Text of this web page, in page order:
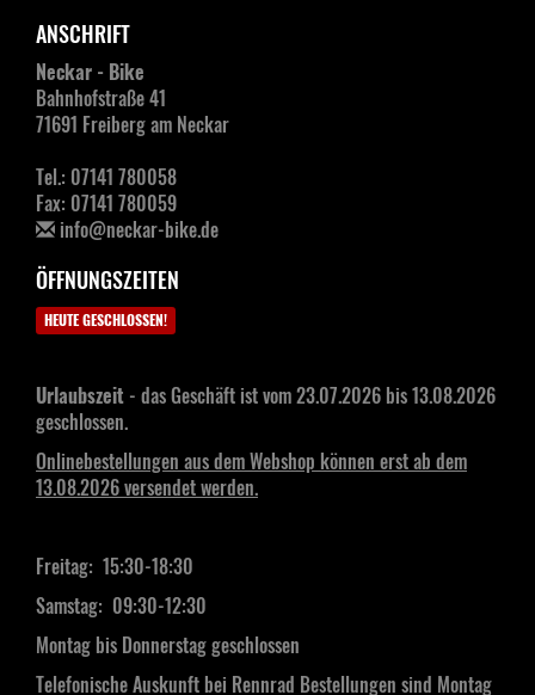
ANSCHRIFT
Neckar - Bike
Bahnhofstraße 41
71691 Freiberg am Neckar
Tel.: 07141 780058
Fax: 07141 780059
info@neckar-bike.de
ÖFFNUNGSZEITEN
HEUTE GESCHLOSSEN!
Urlaubszeit - das Geschäft ist vom 23.07.2026 bis 13.08.2026
geschlossen.
Onlinebestellungen aus dem Webshop können erst ab dem
13.08.2026 versendet werden.
Freitag: 15:30-18:30
Samstag: 09:30-12:30
Montag bis Donnerstag geschlossen
Telefonische Auskunft bei Rennrad Bestellungen sind Montag